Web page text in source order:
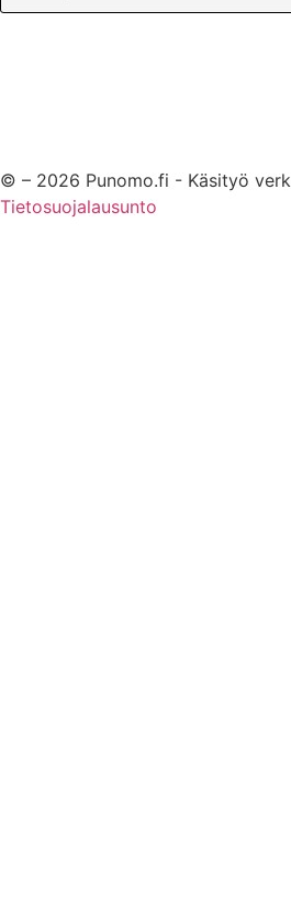
© – 2026 Punomo.fi - Käsityö
Tietosuojalausunto